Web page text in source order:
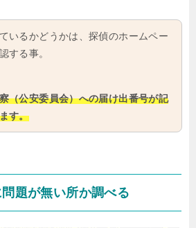
いるかどうかは、探偵のホームペー
する事。
（公安委員会）への届け出番号が記
す。
題が無い所か調べる